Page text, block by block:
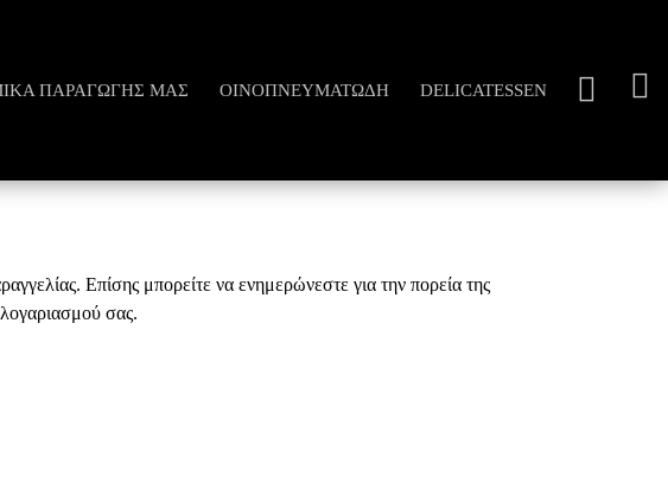
ΠΑΡΑΓΩΓΗΣ ΜΑΣ ΟΙΝΟΠΝΕΥΜΑΤΏΔΗ DELICATESSEN
Επίσης μπορείτε να ενημερώνεστε για την πορεία της
σας.